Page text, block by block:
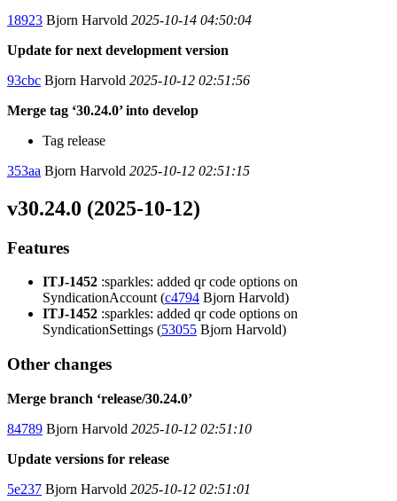
18923 Bjorn Harvold 2025-10-14 04:50:04
Update for next development version
93cbc Bjorn Harvold 2025-10-12 02:51:56
Merge tag ‘30.24.0’ into develop
Tag release
353aa Bjorn Harvold 2025-10-12 02:51:15
v30.24.0 (2025-10-12)
Features
ITJ-1452 :sparkles: added qr code options on
SyndicationAccount (c4794 Bjorn Harvold)
ITJ-1452 :sparkles: added qr code options on
SyndicationSettings (53055 Bjorn Harvold)
Other changes
Merge branch ‘release/30.24.0’
84789 Bjorn Harvold 2025-10-12 02:51:10
Update versions for release
5e237 Bjorn Harvold 2025-10-12 02:51:01